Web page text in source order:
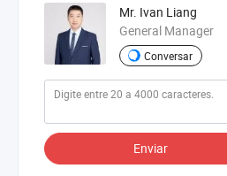
Mr. Ivan Liang
General Manager
Conversar
Enviar